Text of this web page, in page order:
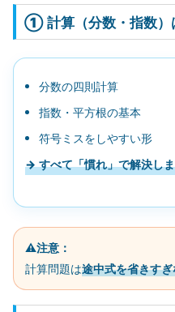
① 計算（分数・指数）
分数の四則計算
指数・平方根の基本
符号ミスをしやすい形
→ すべて「慣れ」で解決し
⚠️注意：
計算問題は途中式を省きす